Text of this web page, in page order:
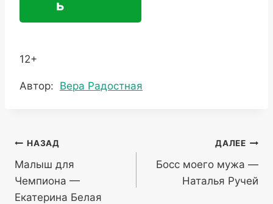
ь
12+
Метки
Автор: Вера Радостная
Навигация
по
записям
НАЗАД
Малыш для
Чемпиона —
Екатерина Белая
ДАЛЕЕ
Босс моего мужа —
Наталья Ручей